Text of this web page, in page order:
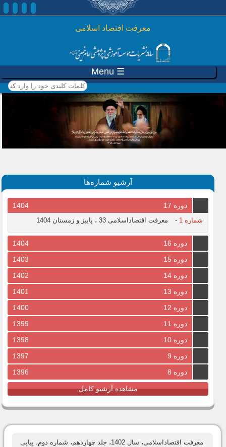
رفتن به محتوای اصلی
معرفت اقتصاد اسلامی
☰ Menu
کلمات کلیدی خود را وارد
کنید
آرشیو شماره‌ها
دوره 17 1404
شماره 1 - معرفت اقتصاداسلامی 33 ، پاییز و زمستان 1404
دوره 16
1404
دوره 15
1403
دوره 14
1402
دوره 13
1401
دوره 12
1400
دوره 11
1399
دوره 10
1398
دوره 9
1397
دوره 8
1396
مشاهده آرشیو کامل
معرفت اقتصاداسلامی، سال 1402، جلد چهاردهم، شماره دوم، پیاپی